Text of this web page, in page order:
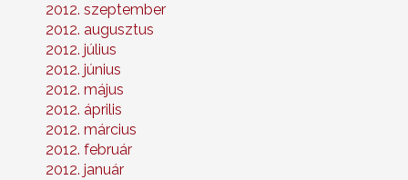
2012. szeptember
2012. augusztus
2012. július
2012. június
2012. május
2012. április
2012. március
2012. február
2012. január